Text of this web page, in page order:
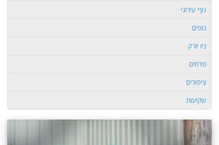
נוף עירוני
נופים
ניו יורק
פרחים
ציפורים
שקיעות